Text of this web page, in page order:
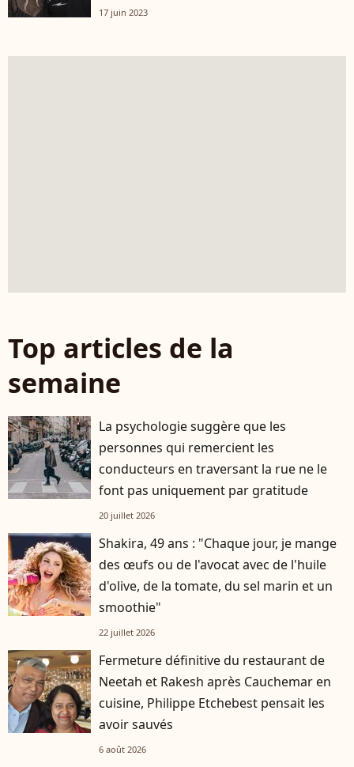
17 juin 2023
Top articles de la
semaine
La psychologie suggère que les
personnes qui remercient les
conducteurs en traversant la rue ne le
font pas uniquement par gratitude
20 juillet 2026
Shakira, 49 ans : "Chaque jour, je mange
des œufs ou de l'avocat avec de l'huile
d'olive, de la tomate, du sel marin et un
smoothie"
22 juillet 2026
Fermeture définitive du restaurant de
Neetah et Rakesh après Cauchemar en
cuisine, Philippe Etchebest pensait les
avoir sauvés
6 août 2026